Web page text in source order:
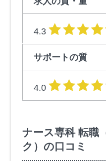
4.3
サポートの質
4.0
ナース専科 転職
ク）の口コミ